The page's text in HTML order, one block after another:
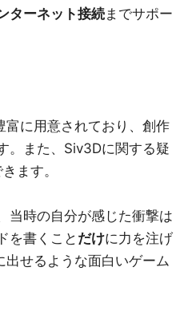
ターネット接続までサポー
に用意されており、創作
。また、Siv3Dに関する疑
ます。
当時の自分が感じた衝撃は
を書くこと だけに力を注げ
せるような面白いゲーム